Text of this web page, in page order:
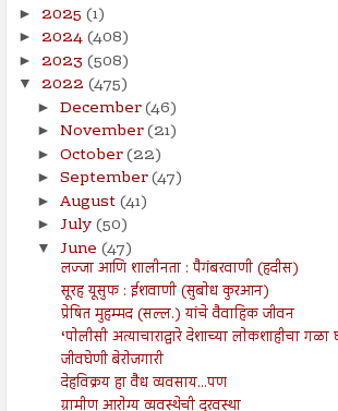
► 2025 (1)
► 2024(408)
► 2023 (508)
▼ 2022 (475)
► December(46)
► November(21)
► October(22)
► September(47)
► August(41)
► July(50)
▼ June (47)
लज्जा आणि शालीनता : पैगंबरवाणी (हदीस)
सूरह यूसुफ : ईशवाणी (सुबोध कुरआन)
प्रेषित मुहम्मद (सल्ल.) यांचे वैवाहिक जीवन
‘पोलीसी अत्याचाराद्वारे देशाच्या लोकशाहीचा गळा
जीवघेणी बेरोजगारी
देहविक्रय हा वैध व्यवसाय...पण